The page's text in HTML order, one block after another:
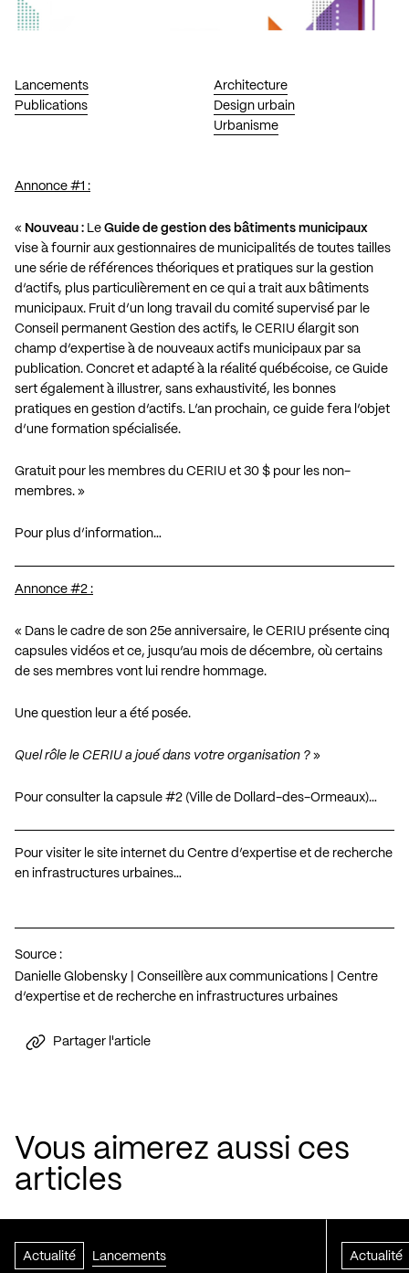
Lancements
Publications
Architecture
Design urbain
Urbanisme
Annonce #1 :
« Nouveau : Le Guide de gestion des bâtiments municipaux
vise à fournir aux gestionnaires de municipalités de toutes tailles
une série de références théoriques et pratiques sur la gestion
d’actifs, plus particulièrement en ce qui a trait aux bâtiments
municipaux. Fruit d’un long travail du comité supervisé par le
Conseil permanent Gestion des actifs, le CERIU élargit son
champ d’expertise à de nouveaux actifs municipaux par sa
publication. Concret et adapté à la réalité québécoise, ce Guide
sert également à illustrer, sans exhaustivité, les bonnes
pratiques en gestion d’actifs. L’an prochain, ce guide fera l’objet
d’une formation spécialisée.
Gratuit pour les membres du CERIU et 30 $ pour les non-
membres. »
Pour plus d’information…
Annonce #2 :
« Dans le cadre de son 25e anniversaire, le CERIU présente cinq
capsules vidéos et ce, jusqu’au mois de décembre, où certains
de ses membres vont lui rendre hommage.
Une question leur a été posée.
Quel rôle le CERIU a joué dans votre organisation ? »
Pour consulter la capsule #2 (Ville de Dollard-des-Ormeaux)…
Pour visiter le site internet du Centre d’expertise et de recherche
en infrastructures urbaines…
Source :
Danielle Globensky | Conseillère aux communications | Centre
d’expertise et de recherche en infrastructures urbaines
Partager l'article
Vous aimerez aussi ces
articles
Actualité Lancements Actualité